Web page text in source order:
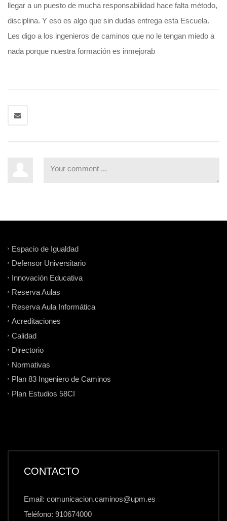
llegar a un puesto de mucha responsabilidad hace falta método,
disciplina. Y eso es algo que sin dudas entrega esta Escuela.
Les digo a los ingenieros de caminos que no le tengan miedo a
nada porque nuestra formación es inmejorab
Espacio de Igualdad
Defensor Universitario
Innovación Educativa
Reserva Aulas
Reserva Aula Informática
Acreditaciones
Calidad
Directorio
Normativas
Plan 83 Ingeniero de Caminos
Plan Estudios 58CI
CONTACTO
Email: comunicacion.caminos@upm.es
Teléfono: 910674000